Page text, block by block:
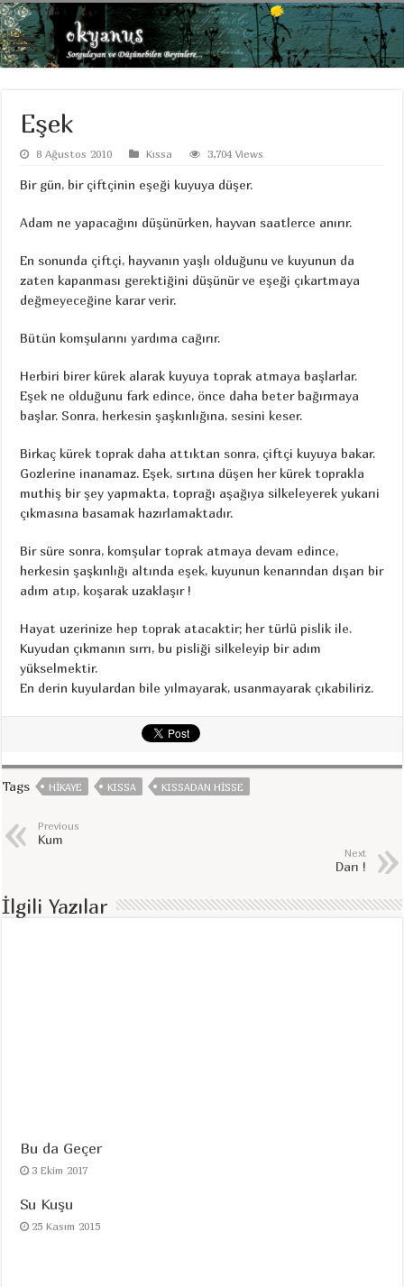
Eşek
8 Ağustos 2010 Kıssa 3,704 Views
Bir gün, bir çiftçinin eşeği kuyuya düşer.
Adam ne yapacağını düşünürken, hayvan saatlerce anırır.
En sonunda çiftçi, hayvanın yaşlı olduğunu ve kuyunun da
zaten kapanması gerektiğini düşünür ve eşeği çıkartmaya
değmeyeceğine karar verir.
Bütün komşularını yardıma cağırır.
Herbiri birer kürek alarak kuyuya toprak atmaya başlarlar.
Eşek ne olduğunu fark edince, önce daha beter bağırmaya
başlar. Sonra, herkesin şaşkınlığına, sesini keser.
Birkaç kürek toprak daha attıktan sonra, çiftçi kuyuya bakar.
Gozlerine inanamaz. Eşek, sırtına düşen her kürek toprakla
muthiş bir şey yapmakta, toprağı aşağıya silkeleyerek yukarıi
çıkmasına basamak hazırlamaktadır.
Bir süre sonra, komşular toprak atmaya devam edince,
herkesin şaşkınlığı altında eşek, kuyunun kenarından dışarı bir
adım atıp, koşarak uzaklaşır !
Hayat uzerinize hep toprak atacaktir; her türlü pislik ile.
Kuyudan çıkmanın sırrı, bu pisliği silkeleyip bir adım
yükselmektir.
En derin kuyulardan bile yılmayarak, usanmayarak çıkabiliriz.
Tags HIKAYE KISSA KISSADAN HISSE
Previous
Kum
Next
Darı !
İlgili Yazılar
Bu da Geçer
3 Ekim 2017
Su Kuşu
25 Kasım 2015